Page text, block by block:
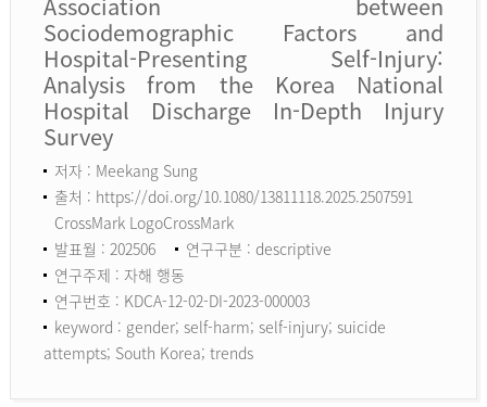
Sociodemographic Factors and
Hospital-Presenting Self-Injury:
Analysis from the Korea National
Hospital Discharge In-Depth Injury
Survey
저자 : Meekang Sung
출처 : https://doi.org/10.1080/13811118.2025.2507591
CrossMark LogoCrossMark
발표월 : 202506
연구구분 : descriptive
연구주제 : 자해 행동
연구번호 : KDCA-12-02-DI-2023-000003
keyword : gender; self-harm; self-injury; suicide
attempts; South Korea; trends